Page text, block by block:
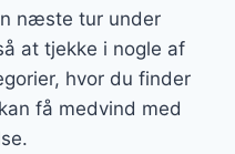
næste tur under
at tjekke i nogle af
hvor du finder
få medvind med